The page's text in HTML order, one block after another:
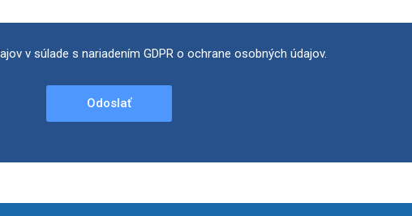
v súlade s nariadením GDPR o ochrane osobných údajov.
Odoslať